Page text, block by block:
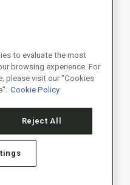
*
na Política de
use described in thePrivacy
to evaluate the most
browsing experience. For
please visit our "Cookies
Cookie Policy
Reject All